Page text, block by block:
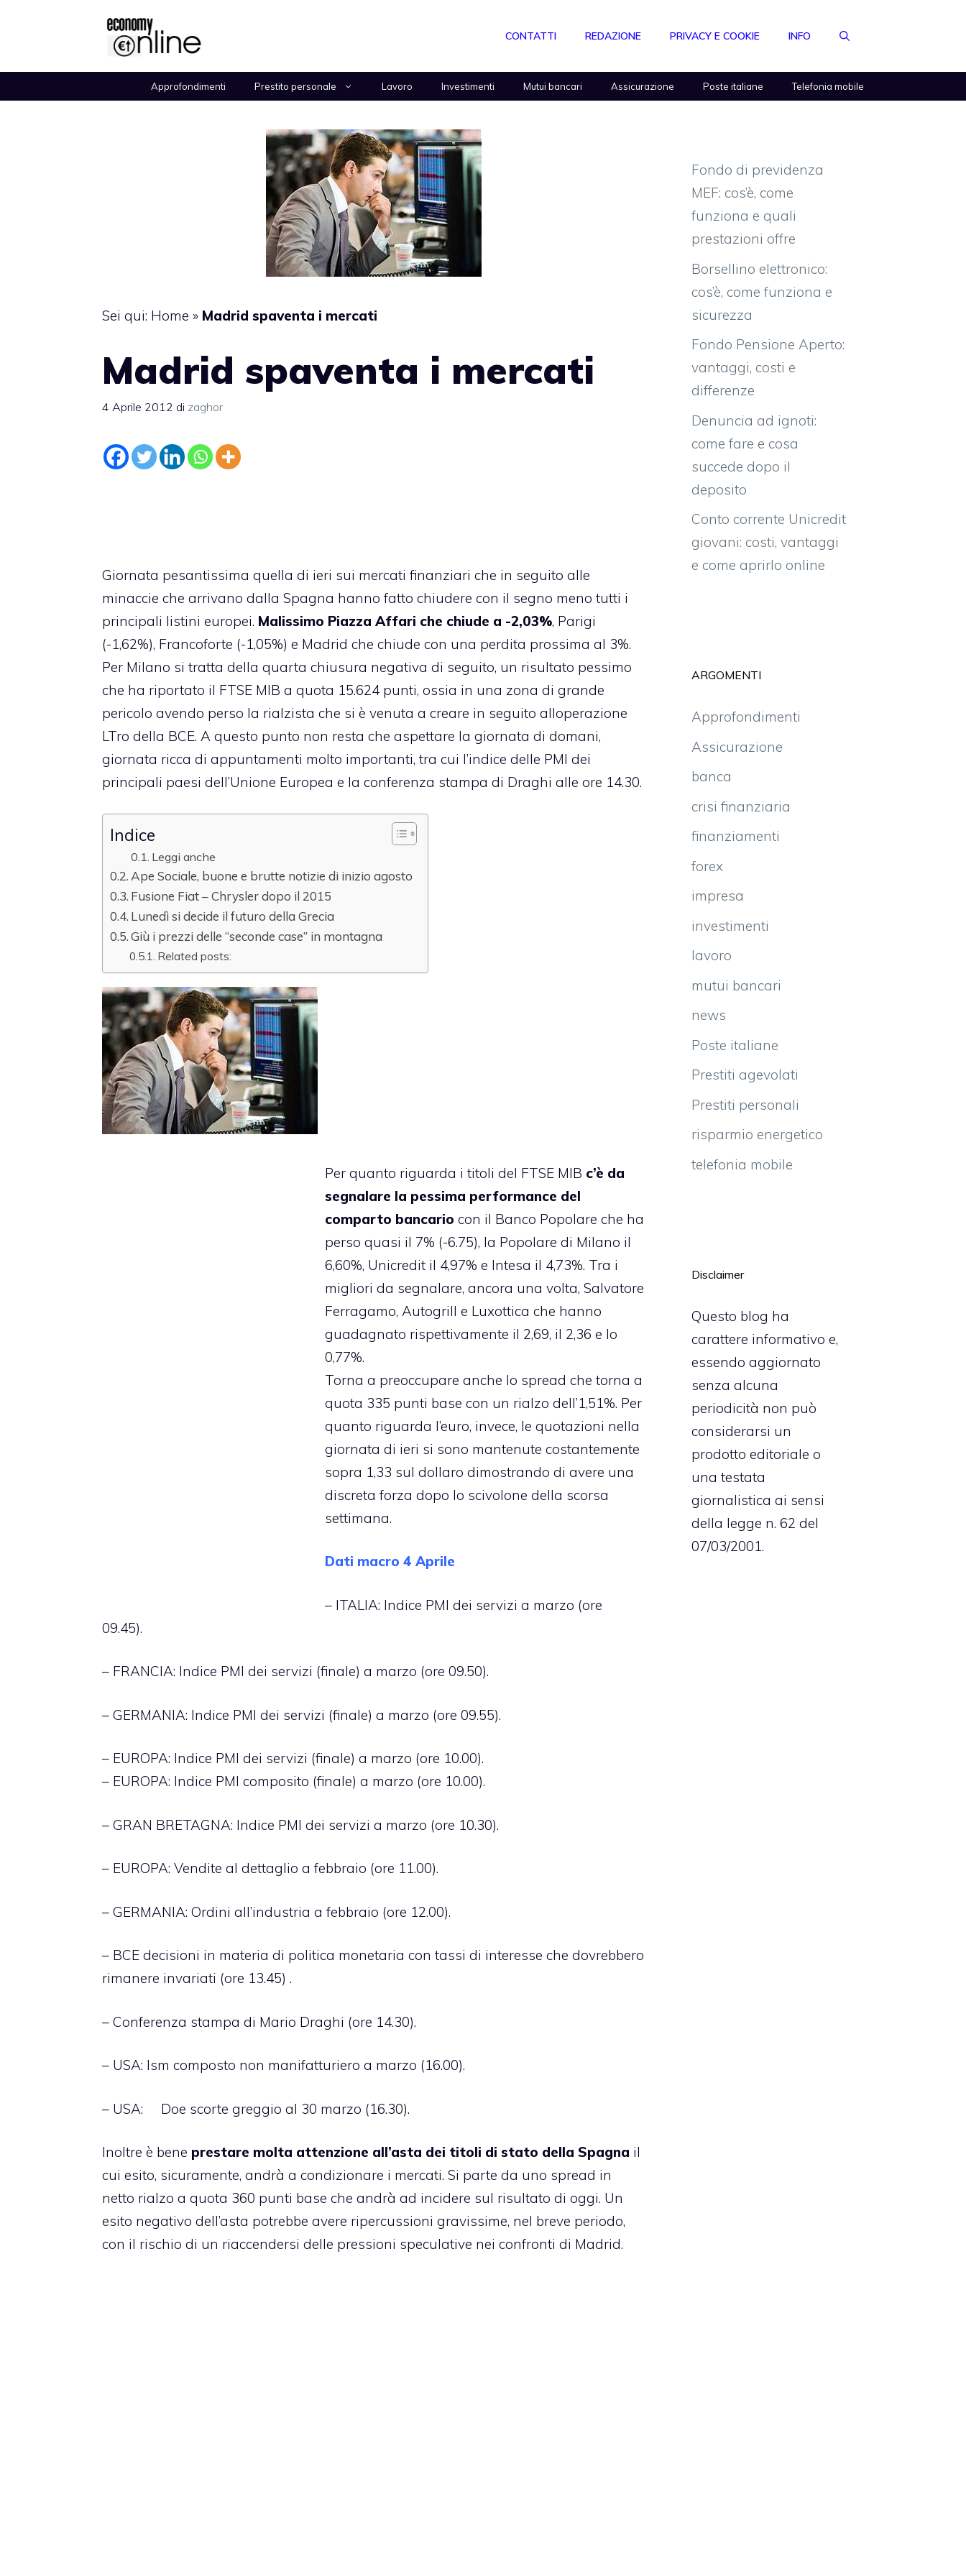
CONTATTI REDAZIONE PRIVACY E COOKIE INFO
Approfondimenti Prestito personale Lavoro Investimenti Mutui bancari Assicurazione Poste italiane Telefonia mobile
Sei qui: Home » Madrid spaventa i mercati
Madrid spaventa i mercati
4 Aprile 2012 di zaghor
Giornata pesantissima quella di ieri sui mercati finanziari che in seguito alle
minaccie che arrivano dalla Spagna hanno fatto chiudere con il segno meno tutti i
principali listini europei. Malissimo Piazza Affari che chiude a -2,03%, Parigi
(-1,62%), Francoforte (-1,05%) e Madrid che chiude con una perdita prossima al 3%.
Per Milano si tratta della quarta chiusura negativa di seguito, un risultato pessimo
che ha riportato il FTSE MIB a quota 15.624 punti, ossia in una zona di grande
pericolo avendo perso la rialzista che si è venuta a creare in seguito alloperazione
LTro della BCE. A questo punto non resta che aspettare la giornata di domani,
giornata ricca di appuntamenti molto importanti, tra cui l’indice delle PMI dei
principali paesi dell’Unione Europea e la conferenza stampa di Draghi alle ore 14.30.
Indice
Leggi anche
Ape Sociale, buone e brutte notizie di inizio agosto
Fusione Fiat – Chrysler dopo il 2015
Lunedì si decide il futuro della Grecia
Giù i prezzi delle “seconde case” in montagna
Related posts:
Per quanto riguarda i titoli del FTSE MIB c’è da
segnalare la pessima performance del
comparto bancario con il Banco Popolare che ha
perso quasi il 7% (-6.75), la Popolare di Milano il
6,60%, Unicredit il 4,97% e Intesa il 4,73%. Tra i
migliori da segnalare, ancora una volta, Salvatore
Ferragamo, Autogrill e Luxottica che hanno
guadagnato rispettivamente il 2,69, il 2,36 e lo
0,77%.
Torna a preoccupare anche lo spread che torna a
quota 335 punti base con un rialzo dell’1,51%. Per
quanto riguarda l’euro, invece, le quotazioni nella
giornata di ieri si sono mantenute costantemente
sopra 1,33 sul dollaro dimostrando di avere una
discreta forza dopo lo scivolone della scorsa
settimana.
Dati macro 4 Aprile
– ITALIA: Indice PMI dei servizi a marzo (ore
09.45).
– FRANCIA: Indice PMI dei servizi (finale) a marzo (ore 09.50).
– GERMANIA: Indice PMI dei servizi (finale) a marzo (ore 09.55).
– EUROPA: Indice PMI dei servizi (finale) a marzo (ore 10.00).
– EUROPA: Indice PMI composito (finale) a marzo (ore 10.00).
– GRAN BRETAGNA: Indice PMI dei servizi a marzo (ore 10.30).
– EUROPA: Vendite al dettaglio a febbraio (ore 11.00).
– GERMANIA: Ordini all’industria a febbraio (ore 12.00).
– BCE decisioni in materia di politica monetaria con tassi di interesse che dovrebbero
rimanere invariati (ore 13.45) .
– Conferenza stampa di Mario Draghi (ore 14.30).
– USA: Ism composto non manifatturiero a marzo (16.00).
– USA: Doe scorte greggio al 30 marzo (16.30).
Inoltre è bene prestare molta attenzione all’asta dei titoli di stato della Spagna il
cui esito, sicuramente, andrà a condizionare i mercati. Si parte da uno spread in
netto rialzo a quota 360 punti base che andrà ad incidere sul risultato di oggi. Un
esito negativo dell’asta potrebbe avere ripercussioni gravissime, nel breve periodo,
con il rischio di un riaccendersi delle pressioni speculative nei confronti di Madrid.
Fondo di previdenza
MEF: cos’è, come
funziona e quali
prestazioni offre
Borsellino elettronico:
cos’è, come funziona e
sicurezza
Fondo Pensione Aperto:
vantaggi, costi e
differenze
Denuncia ad ignoti:
come fare e cosa
succede dopo il
deposito
Conto corrente Unicredit
giovani: costi, vantaggi
e come aprirlo online
ARGOMENTI
Approfondimenti
Assicurazione
banca
crisi finanziaria
finanziamenti
forex
impresa
investimenti
lavoro
mutui bancari
news
Poste italiane
Prestiti agevolati
Prestiti personali
risparmio energetico
telefonia mobile
Disclaimer
Questo blog ha
carattere informativo e,
essendo aggiornato
senza alcuna
periodicità non può
considerarsi un
prodotto editoriale o
una testata
giornalistica ai sensi
della legge n. 62 del
07/03/2001.